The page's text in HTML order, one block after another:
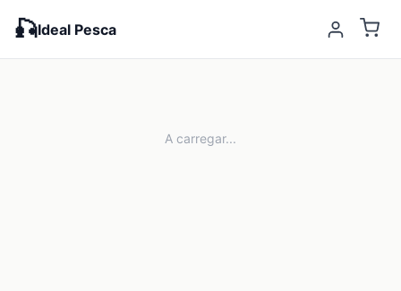
🎣Ideal Pesca
A carregar...